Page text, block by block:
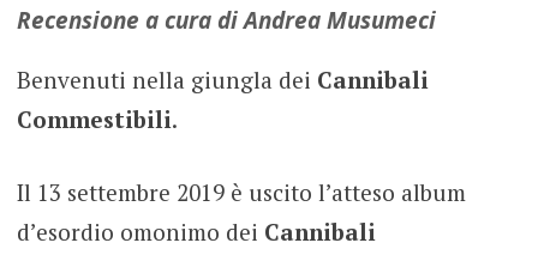
Recensione a cura di Andrea Musumeci
Benvenuti nella giungla dei Cannibali
Commestibili.
Il 13 settembre 2019 è uscito l’atteso album
d’esordio omonimo dei Cannibali